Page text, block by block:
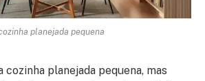
planejada pequena
cozinha planejada pequena, mas